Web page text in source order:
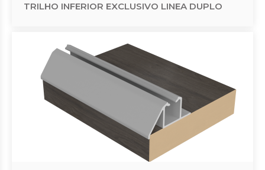
TRILHO INFERIOR EXCLUSIVO LINEA DUPLO